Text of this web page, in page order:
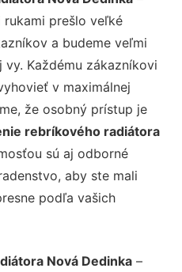
rukami prešlo veľké
a budeme veľmi
Každému zákazníkovi
v maximálnej
že osobný prístup je
rebríkového radiátora
sú aj odborné
aby ste mali
podľa vašich
Nová Dedinka –